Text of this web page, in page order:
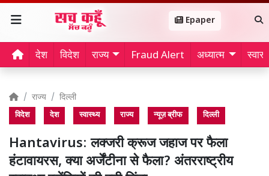
Epaper
देश विदेश राज्य Fraud Alert अध्यात्म
राज्य दिल्ली
विदेश देश स्वास्थ्य राज्य न्यूज़ ब्रीफ दिल्ली
Hantavirus: लक्जरी क्रूज जहाज पर फैला
हंटावायरस, क्या अर्जेंटीना से फैला? अंतरराष्ट्रीय